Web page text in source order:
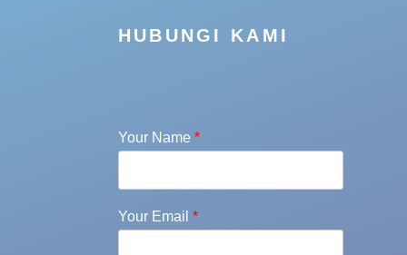
HUBUNGI KAMI
Your Name *
Your Email *